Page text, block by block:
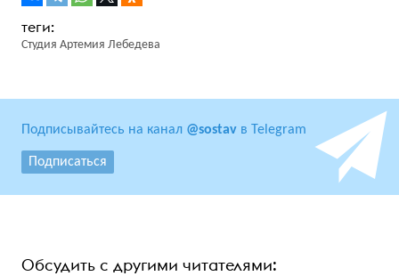
Студия Артемия Лебедева
Подписывайтесь на канал @sostav в Telegram
Подписаться
Обсудить с другими читателями: